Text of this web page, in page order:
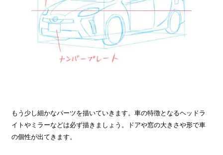
もう少し細かなパーツを描いていきます。車の特徴となるヘッドラ
イトやミラーなどは必ず描きましょう。ドアや窓の大きさや形で車
の個性が出てきます。